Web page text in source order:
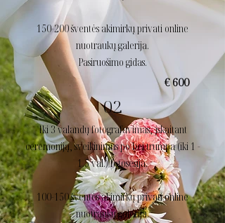
150-200 šventės akimirkų privati online
nuotraukų galerija.
Pasiruošimo gidas.
€ 600
02
Iki 3 valandų fotografavimas, įskaitant
ceremoniją, sveikinimus po bei trumpa (iki 1 -
1.5 val.) fotosesija.
100-150 šventės akimirkų privati online
nuotraukų galerija.